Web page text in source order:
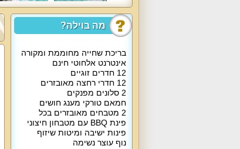
מה בוילה?
בריכת שחייה מחוממת ומקורה
אינטרנט אלחוטי חינם
12 חדרים זוגיים
12 חדרי רחצה מאובזרים
2 סלונים מפנקים
חמאם טורקי מענג חושים
2 מטבחים מאובזרים בכל
פינת BBQ עם מטבחון חיצוני
פינות ישיבה ומיטות שיזוף
נוף עוצר נשימה